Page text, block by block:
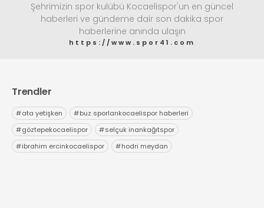
Şehrimizin spor kulübü Kocaelispor'un en güncel
haberleri ve gündeme dair son dakika spor
haberlerine anında ulaşın
https://www.spor41.com
Trendler
#ata yetişken #buz sporlarıkocaelispor haberleri
#göztepekocaelispor #selçuk inankağıtspor
#ibrahim ercinkocaelispor #hodri meydan